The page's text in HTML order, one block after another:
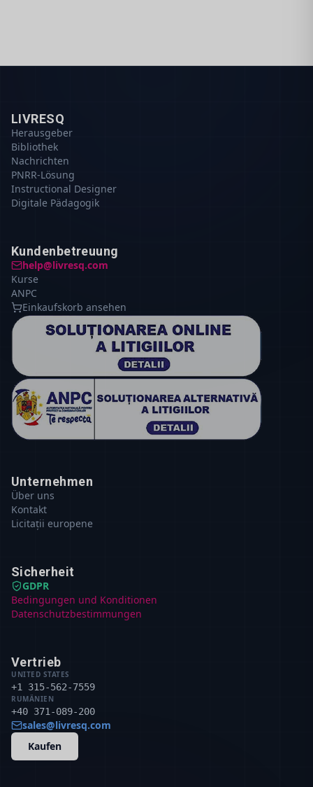
LIVRESQ
Herausgeber
Bibliothek
Nachrichten
PNRR-Lösung
Instructional Designer
Digitale Pädagogik
Kundenbetreuung
help@livresq.com
Kurse
ANPC
Einkaufskorb ansehen
Unternehmen
Über uns
Kontakt
Licitații europene
Sicherheit
GDPR
Bedingungen und Konditionen
Datenschutzbestimmungen
Vertrieb
UNITED STATES
+1 315-562-7559
RUMÄNIEN
+40 371-089-200
sales@livresq.com
Kaufen